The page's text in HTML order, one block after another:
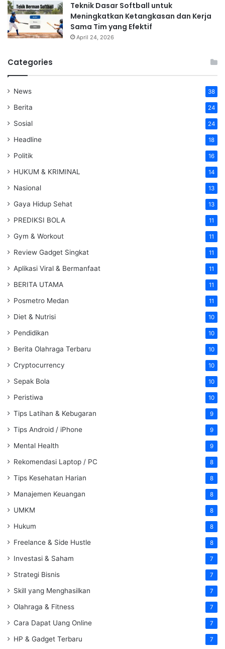
Teknik Dasar Softball untuk
Meningkatkan Ketangkasan dan Kerja
Sama Tim yang Efektif
April 24, 2026
Categories
News 38
Berita 24
Sosial 24
Headline 18
Politik 16
HUKUM & KRIMINAL 14
Nasional 13
Gaya Hidup Sehat 13
PREDIKSI BOLA 11
Gym & Workout 11
Review Gadget Singkat 11
Aplikasi Viral & Bermanfaat 11
BERITA UTAMA 11
Posmetro Medan 11
Diet & Nutrisi 10
Pendidikan 10
Berita Olahraga Terbaru 10
Cryptocurrency 10
Sepak Bola 10
Peristiwa 10
Tips Latihan & Kebugaran 9
Tips Android / iPhone 9
Mental Health 9
Rekomendasi Laptop / PC 8
Tips Kesehatan Harian 8
Manajemen Keuangan 8
UMKM 8
Hukum 8
Freelance & Side Hustle 8
Investasi & Saham 7
Strategi Bisnis 7
Skill yang Menghasilkan 7
Olahraga & Fitness 7
Cara Dapat Uang Online 7
HP & Gadget Terbaru 7